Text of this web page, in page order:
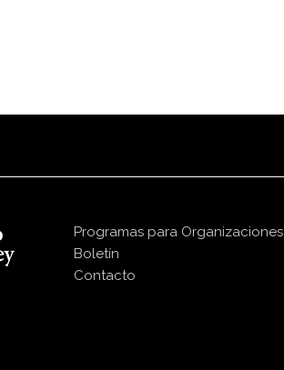
Programas para Organizaciones
Boletín
Contacto